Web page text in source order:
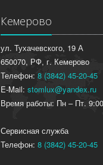
Кемерово
ул. Тухачевского, 19 А
650070, РФ, г. Кемерово
Телефон: 8 (3842) 45-20-45
E-Mail: stomlux@yandex.ru
Время работы: Пн – Пт.
Сервисная служба
Телефон: 8 (3842) 45-20-45